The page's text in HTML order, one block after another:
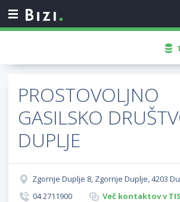
PROSTOVOLJNO
GASILSKO
DUPLJE
Zgornje Duplje 8, Zgornje Duplje, 4203
04 2711900
Več kontaktov v